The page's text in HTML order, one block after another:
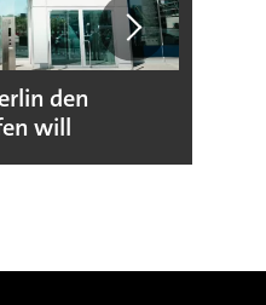
den
will